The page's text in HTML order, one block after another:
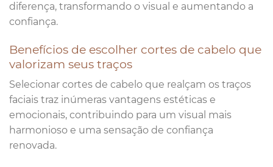
diferença, transformando o visual e aumentando a
confiança.
Benefícios de escolher cortes de cabelo que
valorizam seus traços
Selecionar cortes de cabelo que realçam os traços
faciais traz inúmeras vantagens estéticas e
emocionais, contribuindo para um visual mais
harmonioso e uma sensação de confiança
renovada.